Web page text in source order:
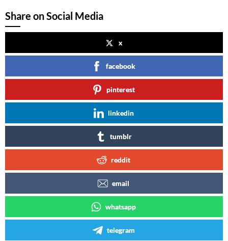
Share on Social Media
x
facebook
pinterest
linkedin
tumblr
reddit
email
whatsapp
telegram